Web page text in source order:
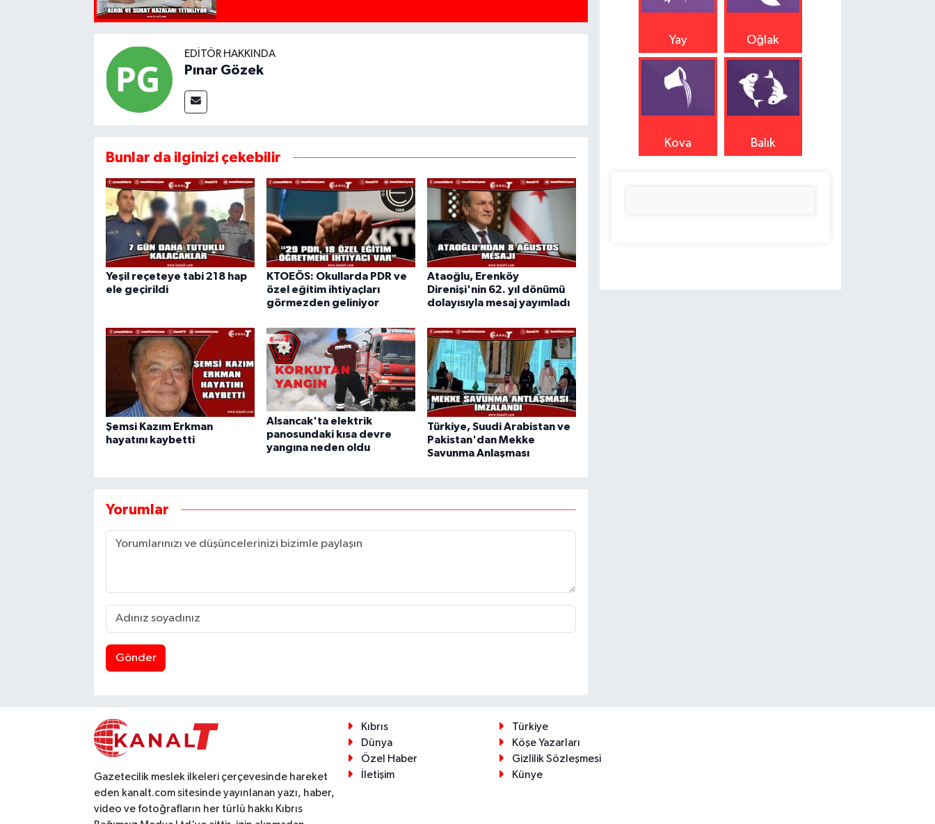
EDITÖR HAKKINDA
Pınar Gözek
Bunlar da ilginizi çekebilir
Yeşil reçeteye tabi 218 hap
ele geçirildi
KTOEÖS: Okullarda PDR ve
özel eğitim ihtiyaçları
görmezden geliniyor
Ataoğlu, Erenköy
Direnişi'nin 62. yıl dönümü
dolayısıyla mesaj yayımladı
Şemsi Kazım Erkman
hayatını kaybetti
Alsancak'ta elektrik
panosundaki kısa devre
yangına neden oldu
Türkiye, Suudi Arabistan ve
Pakistan'dan Mekke
Savunma Anlaşması
Yorumlar
Gönder
Yay Oğlak
Kova Balık
Gazetecilik meslek ilkeleri çerçevesinde hareket
eden kanalt.com sitesinde yayınlanan yazı, haber,
video ve fotoğrafların her türlü hakkı Kıbrıs
Kıbrıs
Türkiye
Dünya
Köşe Yazarları
Özel Haber
Gizlilik Sözleşmesi
İletişim
Künye